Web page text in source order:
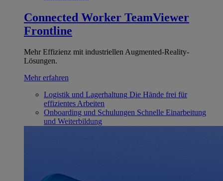
Connected Worker TeamViewer
Frontline
Mehr Effizienz mit industriellen Augmented-Reality-
Lösungen.
Mehr erfahren
Logistik und Lagerhaltung Die Hände frei für
effizientes Arbeiten
Onboarding und Schulungen Schnelle Einarbeitung
und Weiterbildung